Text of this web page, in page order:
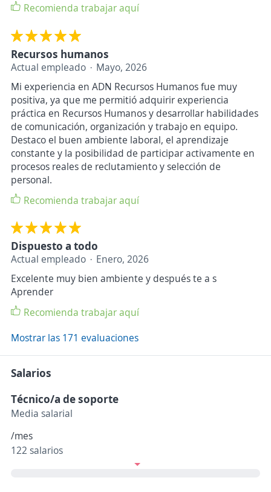
Recomienda trabajar aquí
Recursos humanos
Actual empleado
Mayo, 2026
Mi experiencia en ADN Recursos Humanos fue muy
positiva, ya que me permitió adquirir experiencia
práctica en Recursos Humanos y desarrollar habilidades
de comunicación, organización y trabajo en equipo.
Destaco el buen ambiente laboral, el aprendizaje
constante y la posibilidad de participar activamente en
procesos reales de reclutamiento y selección de
personal.
Recomienda trabajar aquí
Dispuesto a todo
Actual empleado
Enero, 2026
Excelente muy bien ambiente y después te a s
Aprender
Recomienda trabajar aquí
Mostrar las 171 evaluaciones
Salarios
Técnico/a de soporte
Media salarial
/mes
122 salarios